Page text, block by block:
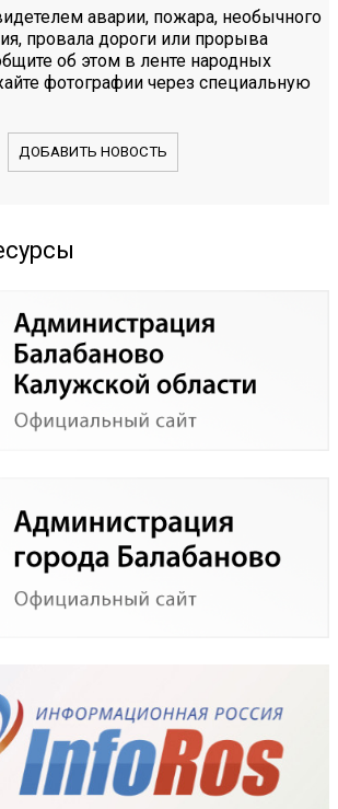
аварии, пожара, необычного
провала дороги или прорыва
об этом в ленте народных
фотографии через специальную
ДОБАВИТЬ НОВОСТЬ